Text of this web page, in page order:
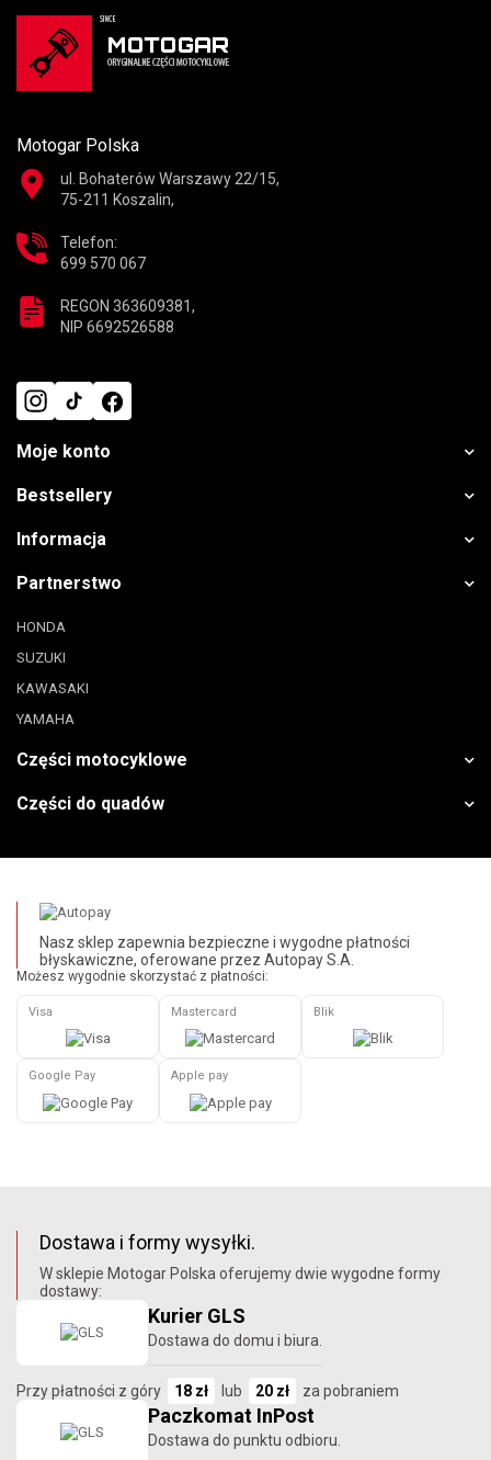
Motogar Polska
ul. Bohaterów Warszawy 22/15,
75-211 Koszalin,
Telefon:
699 570 067
REGON 363609381,
NIP 6692526588
Moje konto
Bestsellery
Informacja
Partnerstwo
HONDA
SUZUKI
KAWASAKI
YAMAHA
Części motocyklowe
Części do quadów
Nasz sklep zapewnia bezpieczne i wygodne płatności
błyskawiczne, oferowane przez Autopay S.A.
Możesz wygodnie skorzystać z płatności:
Visa Mastercard Blik
Google Pay Apple pay
Dostawa i formy wysyłki.
W sklepie Motogar Polska oferujemy dwie wygodne formy
dostawy:
Kurier GLS
Dostawa do domu i biura.
Przy płatności z góry 18 zł lub 20 zł za pobraniem
Paczkomat InPost
Dostawa do punktu odbioru.